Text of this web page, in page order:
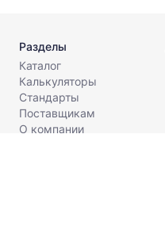
тренд
разброс
цен
на
рынке.
Разделы
Каталог
Калькуляторы
Стандарты
Поставщикам
О компании